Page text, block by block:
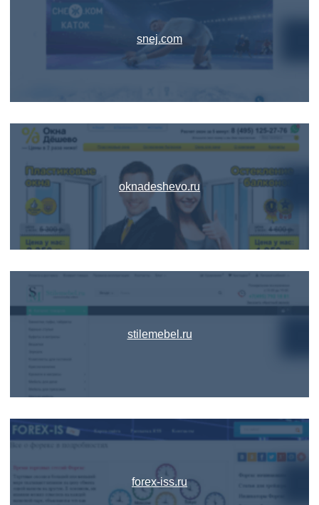
snej.com
oknadeshevo.ru
stilemebel.ru
forex-iss.ru